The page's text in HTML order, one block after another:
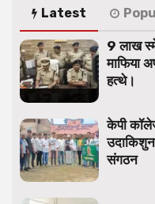
Latest
9 लाख
माफिया
हत्थे।
केपी
संगठन